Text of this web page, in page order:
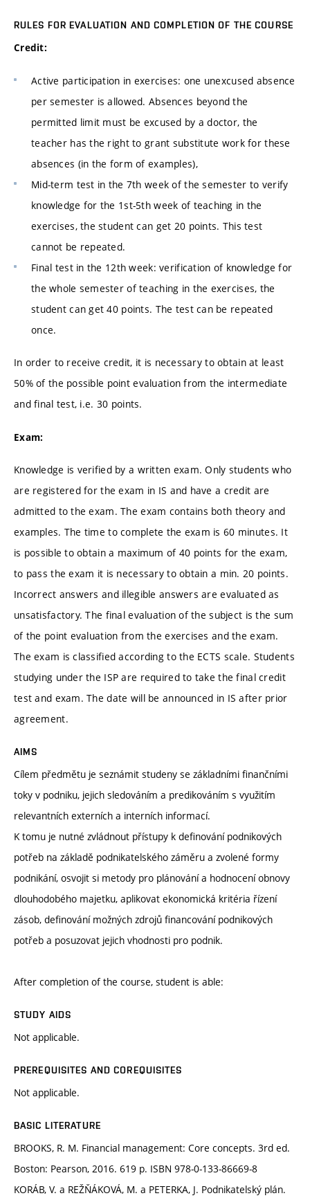
RULES FOR EVALUATION AND COMPLETION OF THE COURSE
Credit:
Active participation in exercises: one unexcused absence
per semester is allowed. Absences beyond the
permitted limit must be excused by a doctor, the
teacher has the right to grant substitute work for these
absences (in the form of examples),
Mid-term test in the 7th week of the semester to verify
knowledge for the 1st-5th week of teaching in the
exercises, the student can get 20 points. This test
cannot be repeated.
Final test in the 12th week: verification of knowledge for
the whole semester of teaching in the exercises, the
student can get 40 points. The test can be repeated
once.
In order to receive credit, it is necessary to obtain at least
50% of the possible point evaluation from the intermediate
and final test, i.e. 30 points.
Exam:
Knowledge is verified by a written exam. Only students who
are registered for the exam in IS and have a credit are
admitted to the exam. The exam contains both theory and
examples. The time to complete the exam is 60 minutes. It
is possible to obtain a maximum of 40 points for the exam,
to pass the exam it is necessary to obtain a min. 20 points.
Incorrect answers and illegible answers are evaluated as
unsatisfactory. The final evaluation of the subject is the sum
of the point evaluation from the exercises and the exam.
The exam is classified according to the ECTS scale. Students
studying under the ISP are required to take the final credit
test and exam. The date will be announced in IS after prior
agreement.
AIMS
Cílem předmětu je seznámit studeny se základními finančními
toky v podniku, jejich sledováním a predikováním s využitím
relevantních externích a interních informací.
K tomu je nutné zvládnout přístupy k definování podnikových
potřeb na základě podnikatelského záměru a zvolené formy
podnikání, osvojit si metody pro plánování a hodnocení obnovy
dlouhodobého majetku, aplikovat ekonomická kritéria řízení
zásob, definování možných zdrojů financování podnikových
potřeb a posuzovat jejich vhodnosti pro podnik.
After completion of the course, student is able:
STUDY AIDS
Not applicable.
PREREQUISITES AND COREQUISITES
Not applicable.
BASIC LITERATURE
BROOKS, R. M. Financial management: Core concepts. 3rd ed.
Boston: Pearson, 2016. 619 p. ISBN 978-0-133-86669-8
KORÁB, V. a REŽŇÁKOVÁ, M. a PETERKA, J. Podnikatelský plán.